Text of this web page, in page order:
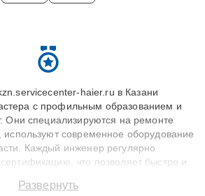
haier.ru в Казани
с профильным образованием и
Они специализируются на ремонте
используют современное оборудование
Каждый инженер регулярно
что позволяет быстро и
до 3 лет. Наши мастера решают
Развернуть